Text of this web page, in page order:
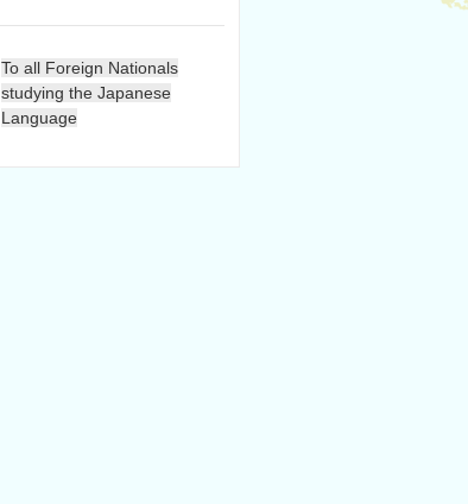
To all Foreign Nationals
studying the Japanese
Language